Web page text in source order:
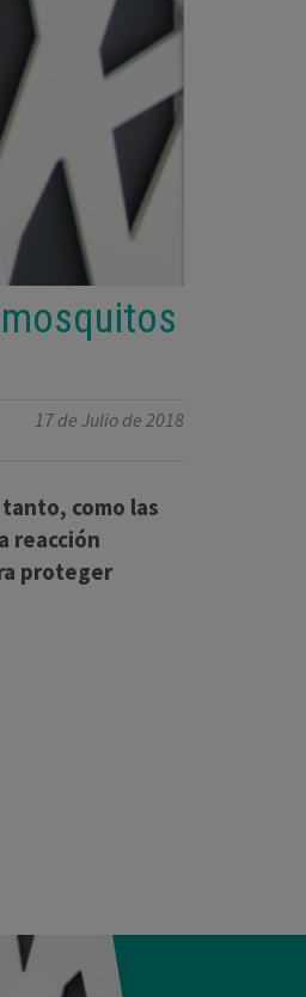
17 de Julio de 2018
como las
reacción
proteger